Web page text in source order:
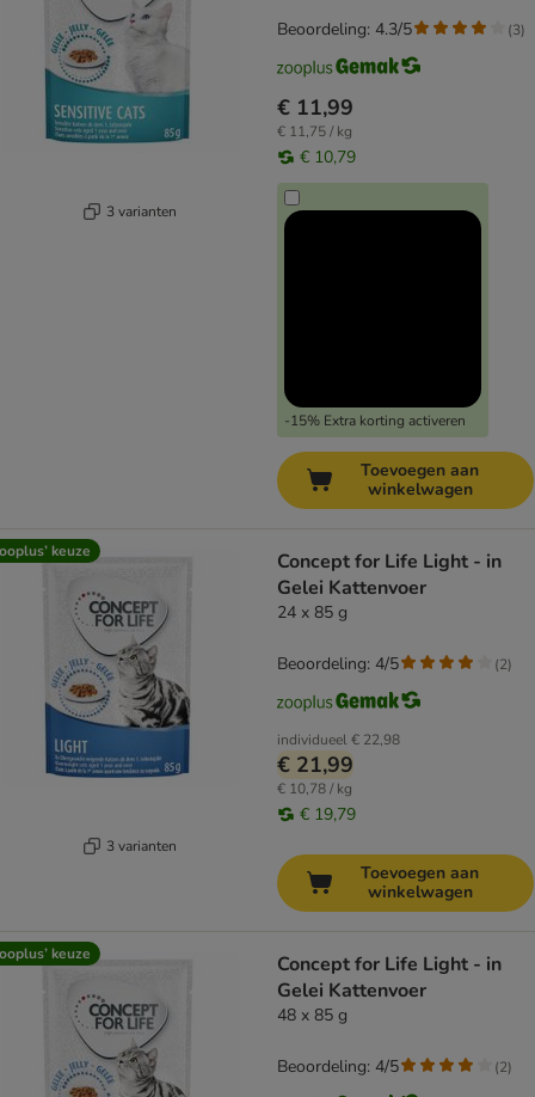
3 varianten
€ 11,99
€ 11,75 / kg
€ 10,79
-15% Extra korting activeren
Beoordeling: 4.3/5 (3)
Toevoegen aan
winkelwagen
keuze
3 varianten
Concept for Life Light - in
Gelei Kattenvoer
24 x 85 g
individueel€ 22,98
€ 21,99
€ 10,78 / kg
€ 19,79
Beoordeling: 4/5 (2)
Toevoegen aan
winkelwagen
keuze
Concept for Life Light - in
Gelei Kattenvoer
48 x 85 g
Beoordeling: 4/5 (2)